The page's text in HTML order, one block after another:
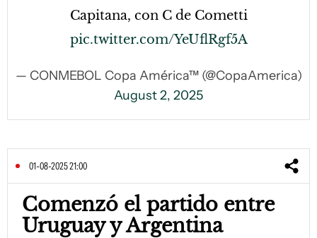
Capitana, con C de Cometti
pic.twitter.com/YeUflRgf5A
— CONMEBOL Copa América™ (@CopaAmerica)
August 2, 2025
01-08-2025 21:00
Comenzó el partido entre
Uruguay y Argentina